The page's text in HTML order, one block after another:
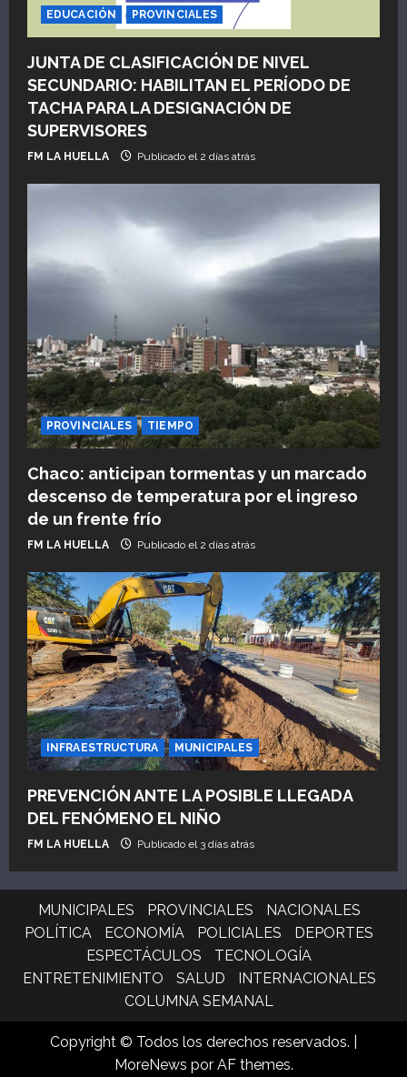
EDUCACIÓN PROVINCIALES
JUNTA DE CLASIFICACIÓN DE NIVEL
SECUNDARIO: HABILITAN EL PERÍODO DE
TACHA PARA LA DESIGNACIÓN DE
SUPERVISORES
FM LA HUELLA Publicado el 2 días atrás
PROVINCIALES TIEMPO
Chaco: anticipan tormentas y un marcado
descenso de temperatura por el ingreso
de un frente frío
FM LA HUELLA Publicado el 2 días atrás
INFRAESTRUCTURA MUNICIPALES
PREVENCIÓN ANTE LA POSIBLE LLEGADA
DEL FENÓMENO EL NIÑO
FM LA HUELLA Publicado el 3 días atrás
MUNICIPALES PROVINCIALES
NACIONALES
POLÍTICA
ECONOMÍA POLICIALES
DEPORTES
ESPECTÁCULOS
TECNOLOGÍA
ENTRETENIMIENTO
SALUD
INTERNACIONALES
COLUMNA SEMANAL
Copyright © Todos los derechos reservados.
MoreNews por AF themes.